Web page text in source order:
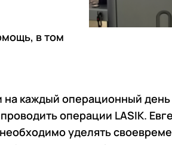
в том
на каждый операционный
операции LASIK.
уделять